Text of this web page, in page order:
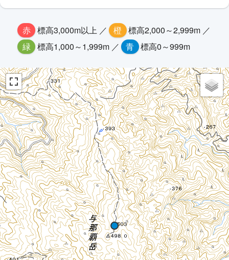
赤 標高3,000m以上 ／ 橙
標高2,000～2,999m ／
緑 標高1,000～1,999m ／ 青 標高0～999m